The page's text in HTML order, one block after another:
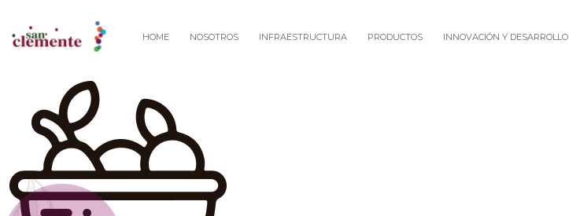
HOME NOSOTROS INFRAESTRUCTURA PRODUCTOS INNOVACIÓN Y DESARROLLO